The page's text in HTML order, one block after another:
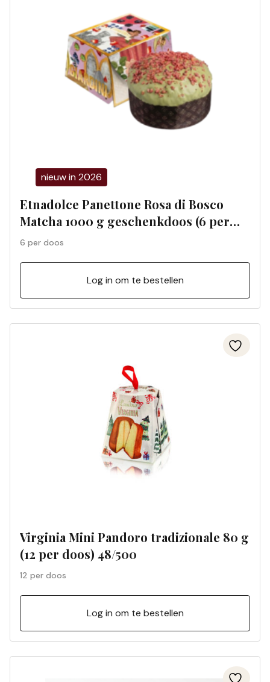
nieuw in 2026
Etnadolce Panettone Rosa di Bosco
Matcha 1000 g geschenkdoos (6 per
doos) 01197S
6 per doos
Log in om te bestellen
Virginia Mini Pandoro tradizionale 80 g
(12 per doos) 48/500
12 per doos
Log in om te bestellen